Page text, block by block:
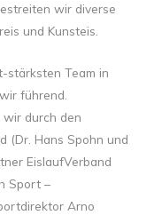
wir diverse
und Kunsteis.
stärksten Team in
führend.
durch den
(Dr. Hans Spohn und
EislaufVerband
Sport –
Arno